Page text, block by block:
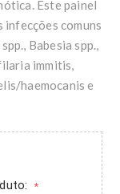
Este painel
comuns
Babesia spp.,
immitis,
haemocanis e
*